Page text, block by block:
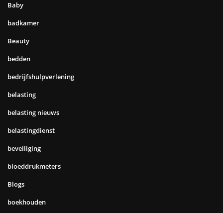
Baby
badkamer
Beauty
bedden
bedrijfshulpverlening
belasting
belasting nieuws
belastingdienst
beveiliging
bloeddrukmeters
Blogs
boekhouden